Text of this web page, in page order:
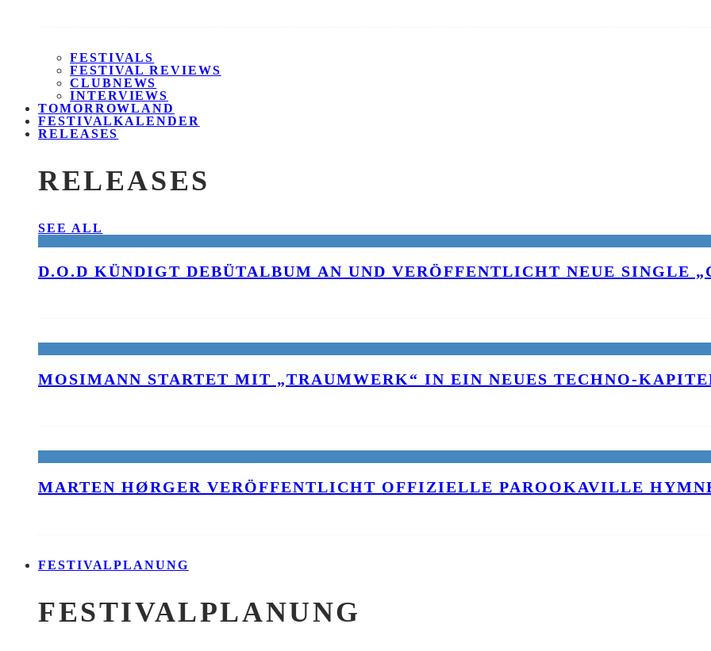
FESTIVALS
FESTIVAL REVIEWS
CLUBNEWS
INTERVIEWS
TOMORROWLAND
FESTIVALKALENDER
RELEASES
RELEASES
SEE ALL
D.O.D KÜNDIGT DEBÜTALBUM AN UND VERÖFFENTLICHT NEUE SINGLE
MOSIMANN STARTET MIT „TRAUMWERK“ IN EIN NEUES TECHNO-
MARTEN HØRGER VERÖFFENTLICHT OFFIZIELLE PAROOKAVILLE
FESTIVALPLANUNG
FESTIVALPLANUNG